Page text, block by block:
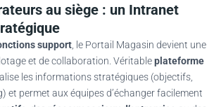
au siège : un Intranet
support , le Portail Magasin devient une
et de collaboration. Véritableplateforme
les informations stratégiques (objectifs,
et permet aux équipes d’échanger facilement